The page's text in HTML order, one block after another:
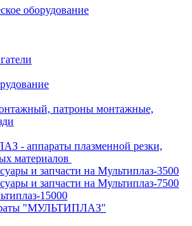
оборудование
патроны монтажные,
- аппараты плазменной резки,
материалов
и запчасти на Мультиплаз-3500
и запчасти на Мультиплаз-7500
15000
"МУЛЬТИПЛАЗ"